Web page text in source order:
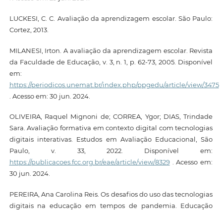
LUCKESI, C. C. Avaliação da aprendizagem escolar. São Paulo:
Cortez, 2013.
MILANESI, Irton. A avaliação da aprendizagem escolar. Revista
da Faculdade de Educação, v. 3, n. 1, p. 62-73, 2005. Disponível
em:
https://periodicos.unemat.br/index.php/ppgedu/article/view/3475
. Acesso em: 30 jun. 2024.
OLIVEIRA, Raquel Mignoni de; CORREA, Ygor; DIAS, Trindade
Sara. Avaliação formativa em contexto digital com tecnologias
digitais interativas. Estudos em Avaliação Educacional, São
Paulo, v. 33, 2022. Disponível em:
https://publicacoes.fcc.org.br/eae/article/view/8329. Acesso em:
30 jun. 2024.
PEREIRA, Ana Carolina Reis. Os desafios do uso das tecnologias
digitais na educação em tempos de pandemia. Educação